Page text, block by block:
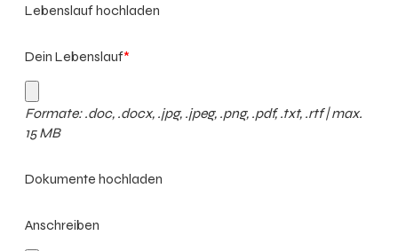
Lebenslauf hochladen
Dein Lebenslauf*
Formate: .doc, .docx, .jpg, .jpeg, .png, .pdf, .txt, .rtf | max.
15 MB
Dokumente hochladen
Anschreiben